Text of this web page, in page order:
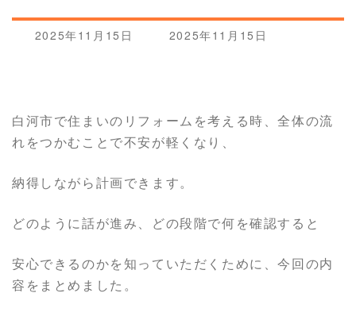
2025年11月15日
最
時
:
2025年11月15日
白河市で住まいのリフォームを考える時、全体の流
れをつかむことで不安が軽くなり、
納得しながら計画できます。
どのように話が進み、どの段階で何を確認すると
安心できるのかを知っていただくために、今回の内
容をまとめました。